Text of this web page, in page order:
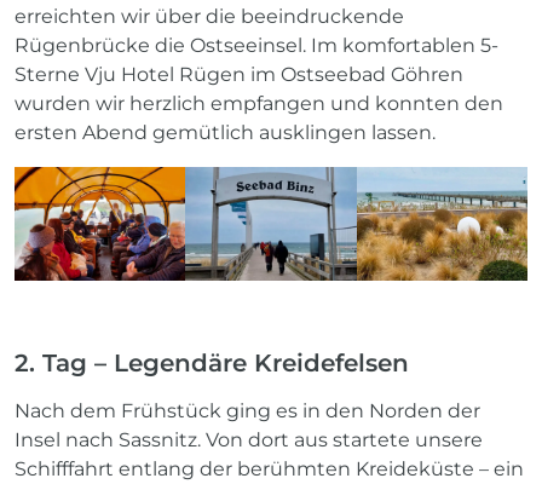
erreichten wir über die beeindruckende
Rügenbrücke die Ostseeinsel. Im komfortablen 5-
Sterne Vju Hotel Rügen im Ostseebad Göhren
wurden wir herzlich empfangen und konnten den
ersten Abend gemütlich ausklingen lassen.
2. Tag – Legendäre Kreidefelsen
Nach dem Frühstück ging es in den Norden der
Insel nach Sassnitz. Von dort aus startete unsere
Schifffahrt entlang der berühmten Kreideküste – ein